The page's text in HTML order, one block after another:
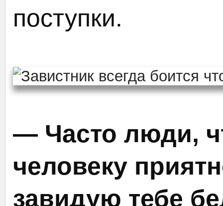
поступки.
— Часто люди,
человеку
завидую тебе